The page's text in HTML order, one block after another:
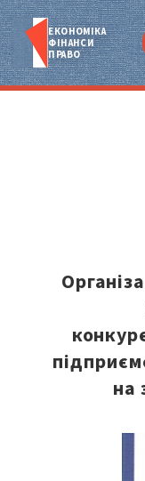
ЕКОНОМІКА
ФІНАНСИ
ПРАВО
на